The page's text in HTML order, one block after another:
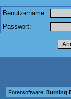
Benutzername:
Passwort:
Forensoftware: Burning